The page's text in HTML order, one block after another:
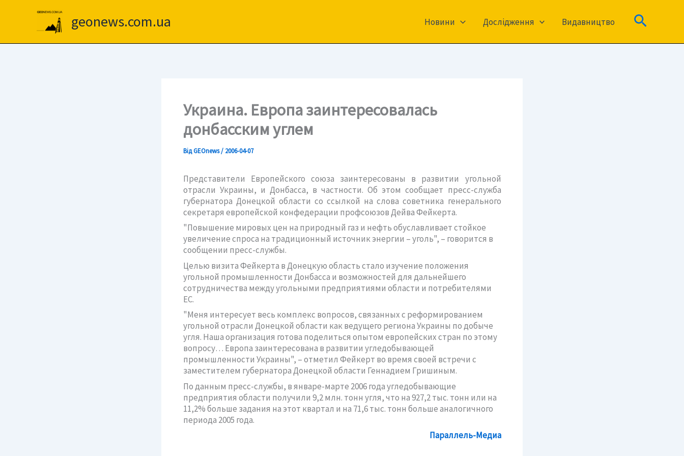
geonews.com.ua Новини Дослідження Видавництво Пошук
Украина. Европа заинтересовалась
донбасским углем
ВідGEOnews/ 2006-04-07
Представители Европейского союза заинтересованы в развитии угольной
отрасли Украины, и Донбасса, в частности. Об этом сообщает пресс-служба
губернатора Донецкой области со ссылкой на слова советника генерального
секретаря европейской конфедерации профсоюзов Дейва Фейкерта.
"Повышение мировых цен на природный газ и нефть обуславливает стойкое
увеличение спроса на традиционный источник энергии – уголь", – говорится в
сообщении пресс-службы.
Целью визита Фейкерта в Донецкую область стало изучение положения
угольной промышленности Донбасса и возможностей для дальнейшего
сотрудничества между угольными предприятиями области и потребителями
ЕС.
"Меня интересует весь комплекс вопросов, связанных с реформированием
угольной отрасли Донецкой области как ведущего региона Украины по добыче
угля. Наша организация готова поделиться опытом европейских стран по этому
вопросу… Европа заинтересована в развитии угледобывающей
промышленности Украины", – отметил Фейкерт во время своей встречи с
заместителем губернатора Донецкой области Геннадием Гришиным.
По данным пресс-службы, в январе-марте 2006 года угледобывающие
предприятия области получили 9,2 млн. тонн угля, что на 927,2 тыс. тонн или на
11,2% больше задания на этот квартал и на 71,6 тыс. тонн больше аналогичного
периода 2005 года.
Параллель-Медиа